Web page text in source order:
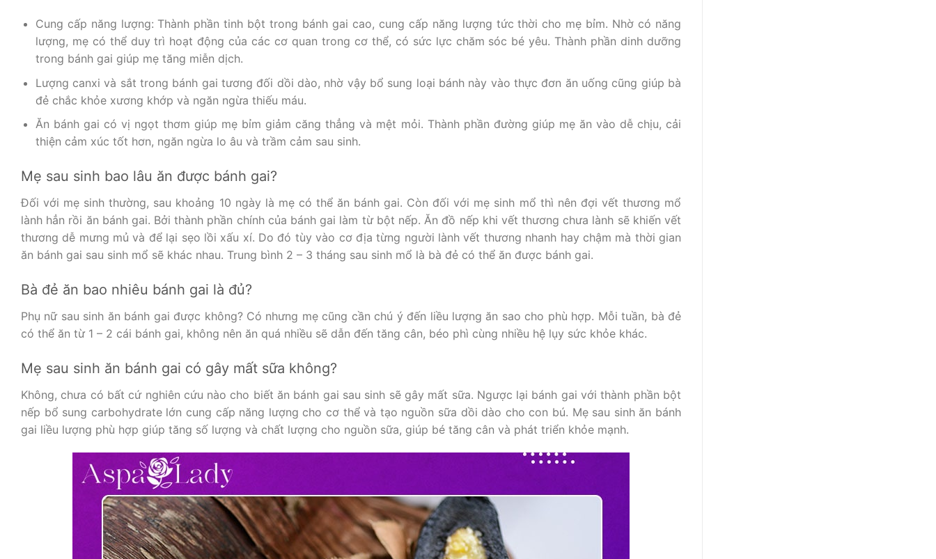
Cung cấp năng lượng: Thành phần tinh bột trong bánh gai cao, cung cấp năng lượng tức thời cho mẹ bỉm. Nhờ có năng
lượng, mẹ có thể duy trì hoạt động của các cơ quan trong cơ thể, có sức lực chăm sóc bé yêu. Thành phần dinh dưỡng
trong bánh gai giúp mẹ tăng miễn dịch.
Lượng canxi và sắt trong bánh gai tương đối dồi dào, nhờ vậy bổ sung loại bánh này vào thực đơn ăn uống cũng giúp bà
đẻ chắc khỏe xương khớp và ngăn ngừa thiếu máu.
Ăn bánh gai có vị ngọt thơm giúp mẹ bỉm giảm căng thẳng và mệt mỏi. Thành phần đường giúp mẹ ăn vào dễ chịu, cải
thiện cảm xúc tốt hơn, ngăn ngừa lo âu và trầm cảm sau sinh.
Mẹ sau sinh bao lâu ăn được bánh gai?
Đối với mẹ sinh thường, sau khoảng 10 ngày là mẹ có thể ăn bánh gai. Còn đối với mẹ sinh mổ thì nên đợi vết thương mổ
lành hẳn rồi ăn bánh gai. Bởi thành phần chính của bánh gai làm từ bột nếp. Ăn đồ nếp khi vết thương chưa lành sẽ khiến vết
thương dễ mưng mủ và để lại sẹo lồi xấu xí. Do đó tùy vào cơ địa từng người lành vết thương nhanh hay chậm mà thời gian
ăn bánh gai sau sinh mổ sẽ khác nhau. Trung bình 2 – 3 tháng sau sinh mổ là bà đẻ có thể ăn được bánh gai.
Bà đẻ ăn bao nhiêu bánh gai là đủ?
Phụ nữ sau sinh ăn bánh gai được không? Có nhưng mẹ cũng cần chú ý đến liều lượng ăn sao cho phù hợp. Mỗi tuần, bà đẻ
có thể ăn từ 1 – 2 cái bánh gai, không nên ăn quá nhiều sẽ dẫn đến tăng cân, béo phì cùng nhiều hệ lụy sức khỏe khác.
Mẹ sau sinh ăn bánh gai có gây mất sữa không?
Không, chưa có bất cứ nghiên cứu nào cho biết ăn bánh gai sau sinh sẽ gây mất sữa. Ngược lại bánh gai với thành phần bột
nếp bổ sung carbohydrate lớn cung cấp năng lượng cho cơ thể và tạo nguồn sữa dồi dào cho con bú. Mẹ sau sinh ăn bánh
gai liều lượng phù hợp giúp tăng số lượng và chất lượng cho nguồn sữa, giúp bé tăng cân và phát triển khỏe mạnh.